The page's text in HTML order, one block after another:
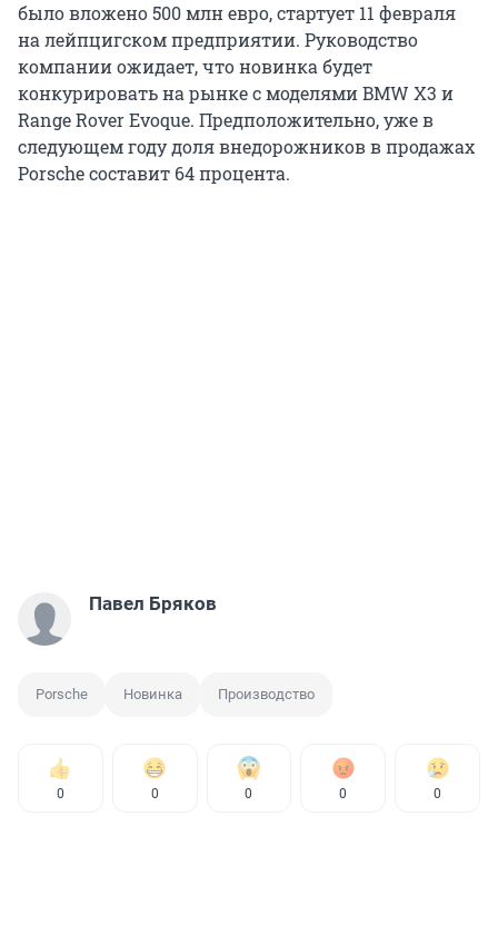
было вложено 500 млн евро, стартует 11 февраля
на лейпцигском предприятии. Руководство
компании ожидает, что новинка будет
конкурировать на рынке с моделями BMW X3 и
Range Rover Evoque. Предположительно, уже в
следующем году доля внедорожников в продажах
Porsche составит 64 процента.
Павел Бряков
Porsche Новинка Производство
0 0 0 0 0